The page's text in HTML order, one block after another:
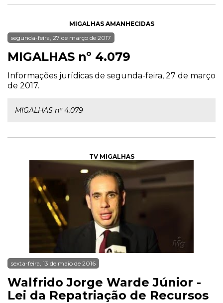
MIGALHAS AMANHECIDAS
segunda-feira, 27 de março de 2017
MIGALHAS nº 4.079
Informações jurídicas de segunda-feira, 27 de março
de 2017.
MIGALHAS nº 4.079
TV MIGALHAS
sexta-feira, 13 de maio de 2016
Walfrido Jorge Warde Júnior -
Lei da Repatriação de Recursos